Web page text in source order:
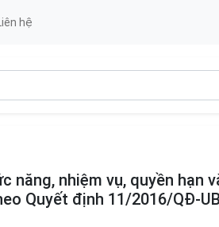
hệ
năng, nhiệm vụ, quyền hạn
Quyết định 11/2016/QĐ-